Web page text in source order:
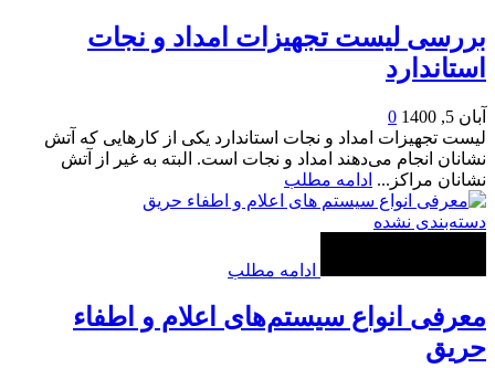
بررسی لیست تجهیزات امداد و نجات
استاندارد
آبان 5, 1400
0
لیست تجهیزات امداد و نجات استاندارد یکی از کارهایی که آتش
نشانان انجام می‌دهند امداد و نجات است. البته به غیر از آتش
نشانان مراکز... ادامه مطلب
دسته‌بندی نشده
ادامه مطلب
معرفی انواع سیستم‌های اعلام و اطفاء
حریق